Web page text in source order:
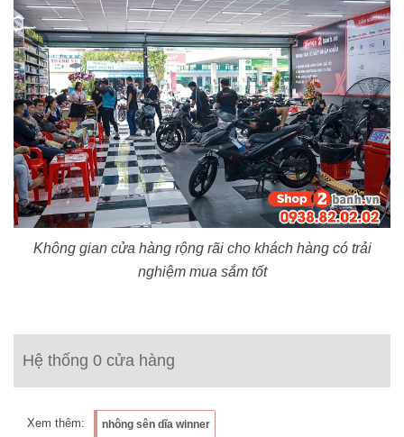
Không gian cửa hàng rộng rãi cho khách hàng có trải
nghiệm mua sắm tốt
Hệ thống 0 cửa hàng
Xem thêm: nhông sên dĩa winner